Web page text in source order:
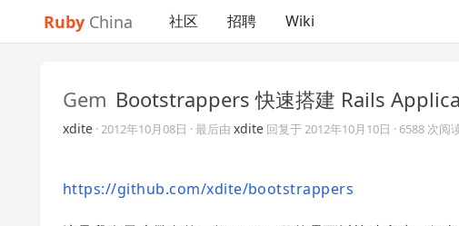
Ruby China 社区 招聘 Wiki
Gem Bootstrappers 快速搭建 Rails
xdite ·2012年10月08日 · 最后由 xdite 回复于2012年10月10日 · 6588 次阅
https://github.com/xdite/bootstrappers